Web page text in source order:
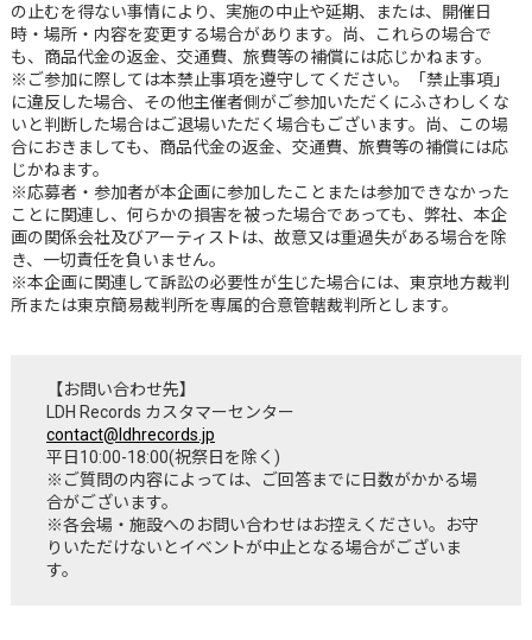
の止むを得ない事情により、実施の中止や延期、または、開催日
時・場所・内容を変更する場合があります。尚、これらの場合で
も、商品代金の返金、交通費、旅費等の補償には応じかねます。
※ご参加に際しては本禁止事項を遵守してください。「禁止事項」
に違反した場合、その他主催者側がご参加いただくにふさわしくな
いと判断した場合はご退場いただく場合もございます。尚、この場
合におきましても、商品代金の返金、交通費、旅費等の補償には応
じかねます。
※応募者・参加者が本企画に参加したことまたは参加できなかった
ことに関連し、何らかの損害を被った場合であっても、弊社、本企
画の関係会社及びアーティストは、故意又は重過失がある場合を除
き、一切責任を負いません。
※本企画に関連して訴訟の必要性が生じた場合には、東京地方裁判
所または東京簡易裁判所を専属的合意管轄裁判所とします。
【お問い合わせ先】
LDH Records カスタマーセンター
contact@ldhrecords.jp
平日10:00-18:00(祝祭日を除く)
※ご質問の内容によっては、ご回答までに日数がかかる場
合がございます。
※各会場・施設へのお問い合わせはお控えください。お守
りいただけないとイベントが中止となる場合がございま
す。